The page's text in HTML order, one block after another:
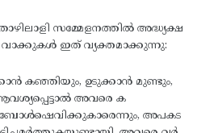
സമ്മേളനത്തിൽ അദ്ധ്യക്ഷ
വാക്കുകൾ ഇത് വ്യക്തമാക്കുന്നു:
കഞ്ഞിയും, ഉടുക്കാൻ മുണ്ടും,
അവരെ ക
ബോൾഷെവിക്കുകാരെന്നും, അപകട